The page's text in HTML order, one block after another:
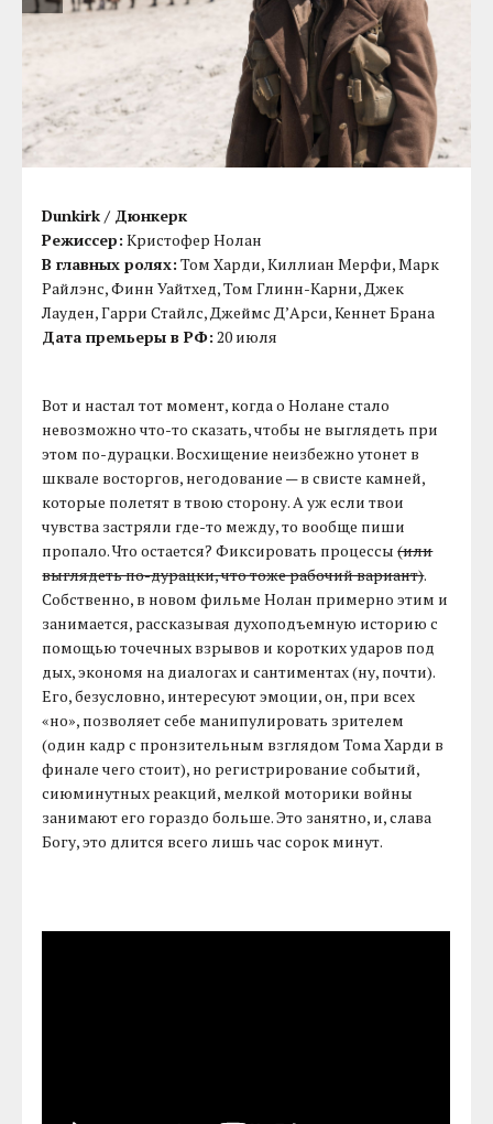
Dunkirk / Дюнкерк
Режиссер: Кристофер Нолан
В главных ролях: Том Харди, Киллиан Мерфи, Марк
Райлэнс, Финн Уайтхед, Том Глинн-Карни, Джек
Лауден, Гарри Стайлс, Джеймс Д’Арси, Кеннет Брана
Дата премьеры в РФ: 20 июля
Вот и настал тот момент, когда о Нолане стало
невозможно что-то сказать, чтобы не выглядеть при
этом по-дурацки. Восхищение неизбежно утонет в
шквале восторгов, негодование — в свисте камней,
которые полетят в твою сторону. А уж если твои
чувства застряли где-то между, то вообще пиши
пропало. Что остается? Фиксировать процессы(или
выглядеть по-дурацки, что тоже рабочий вариант).
Собственно, в новом фильме Нолан примерно этим и
занимается, рассказывая духоподъемную историю с
помощью точечных взрывов и коротких ударов под
дых, экономя на диалогах и сантиментах (ну, почти).
Его, безусловно, интересуют эмоции, он, при всех
«но», позволяет себе манипулировать зрителем
(один кадр с пронзительным взглядом Тома Харди в
финале чего стоит), но регистрирование событий,
сиюминутных реакций, мелкой моторики войны
занимают его гораздо больше. Это занятно, и, слава
Богу, это длится всего лишь час сорок минут.